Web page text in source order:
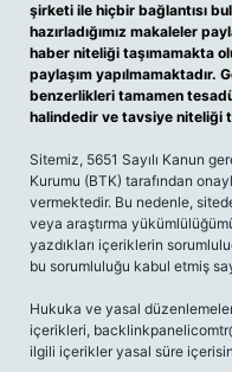
şirketi ile hiçbir bağlantısı
hazırladığımız makaleler
haber niteliği taşımamakta
paylaşım yapılmamaktadır.
benzerlikleri tamamen
halindedir ve tavsiye niteliği
Sitemiz, 5651 Sayılı Kanun
Kurumu (BTK) tarafından
vermektedir. Bu nedenle,
veya araştırma
yazdıkları içeriklerin
bu sorumluluğu kabul etmiş
Hukuka ve yasal
içerikleri,
ilgili içerikler yasal süre